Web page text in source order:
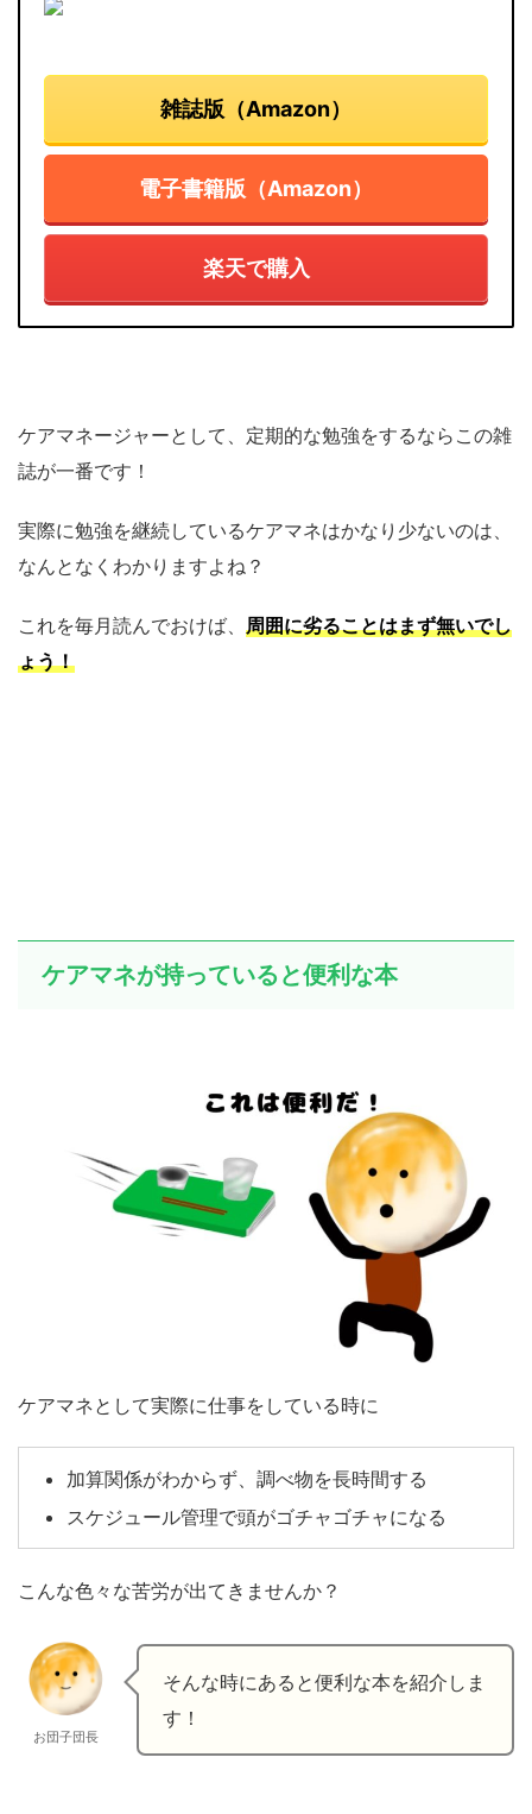
雑誌版（Amazon）
電子書籍版（Amazon）
楽天で購入
ケアマネージャーとして、定期的な勉強をするならこの雑
誌が一番です！
実際に勉強を継続しているケアマネはかなり少ないのは、
なんとなくわかりますよね？
これを毎月読んでおけば、 周囲に劣ることはまず無いでし
ょう！
ケアマネが持っていると便利な本
ケアマネとして実際に仕事をしている時に
加算関係がわからず、調べ物を長時間する
スケジュール管理で頭がゴチャゴチャになる
こんな色々な苦労が出てきませんか？
お団子団長
そんな時にあると便利な本を紹介しま
す！